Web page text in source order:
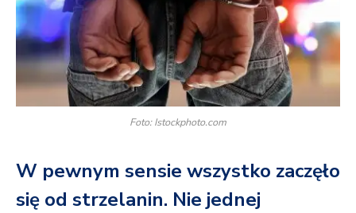
Foto: Istockphoto.com
W pewnym sensie wszystko zaczęło
się od strzelanin. Nie jednej